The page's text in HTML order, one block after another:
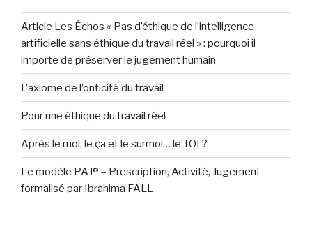
Article Les Échos « Pas d’éthique de l’intelligence
artificielle sans éthique du travail réel » : pourquoi il
importe de préserver le jugement humain
L’axiome de l’onticité du travail
Pour une éthique du travail réel
Après le moi, le ça et le surmoi… le TOI ?
Le modèle PAJ® – Prescription, Activité, Jugement
formalisé par Ibrahima FALL